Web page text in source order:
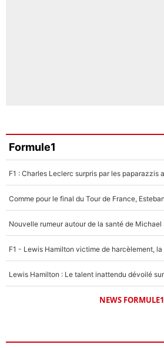
Formule1
NEWS FORMULE1